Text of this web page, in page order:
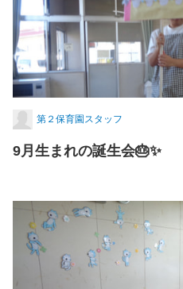
第２保育園スタッフ
9月生まれの誕生会🎂✨